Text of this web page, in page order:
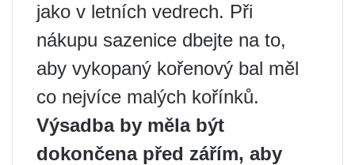
jako v letních vedrech. Při
nákupu sazenice dbejte na to,
aby vykopaný kořenový bal měl
co nejvíce malých kořínků.
Výsadba by měla být
dokončena před zářím, aby